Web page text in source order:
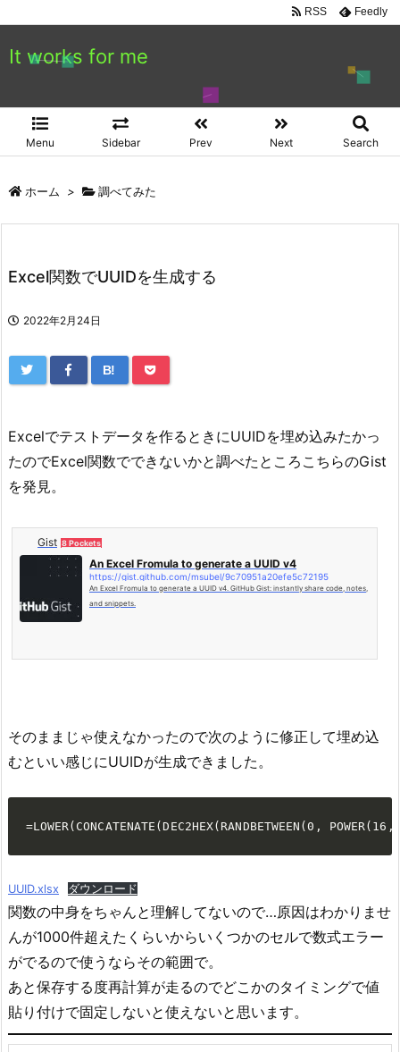
It works for me
Menu Sidebar Prev Next Search
RSS Feedly
ホーム > 調べてみた
Excel関数でUUIDを生成する
2022年2月24日
B!
Excelでテストデータを作るときにUUIDを埋め込みたかっ
たのでExcel関数でできないかと調べたところこちらのGist
を発見。
Gist 8 Pockets
An Excel Fromula to generate a UUID v4
https://gist.github.com/msubel/9c70951a20efe5c72195
An Excel Fromula to generate a UUID v4. GitHub Gist: instantly share code, notes,
and snippets.
そのままじゃ使えなかったので次のように修正して埋め込
むといい感じにUUIDが生成できました。
=LOWER(CONCATENATE(DEC2HEX(RANDBETWEEN(0,
UUID.xlsx ダウンロード
関数の中身をちゃんと理解してないので…原因はわかりませ
んが1000件超えたくらいからいくつかのセルで数式エラー
がでるので使うならその範囲で。
あと保存する度再計算が走るのでどこかのタイミングで値
貼り付けで固定しないと使えないと思います。